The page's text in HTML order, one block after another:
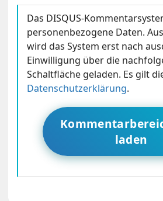
Das DISQUS-
personenbezogene Daten.
wird das System erst nach
Einwilligung über die
Schaltfläche geladen. Es gilt
Datenschutzerklärung.
laden